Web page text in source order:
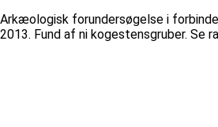
Arkæologisk forundersøgelse i
2013. Fund af ni kogestensgruber. Se